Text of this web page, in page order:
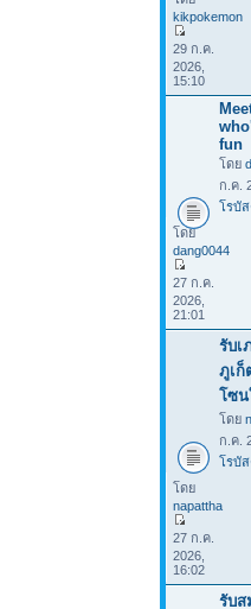
kikpokemon
29 ก.ค.
2026,
15:10
fun
โดย
ก.ค.
โรบั
โดย
dang0044
27 ก.ค.
2026,
21:01
รับเ
ภูเก็
โซน
โดย
ก.ค.
โรบั
โดย
napattha
27 ก.ค.
2026,
16:02
รับส